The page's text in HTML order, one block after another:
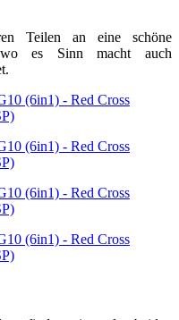
Teilen an eine schöne
es Sinn macht auch